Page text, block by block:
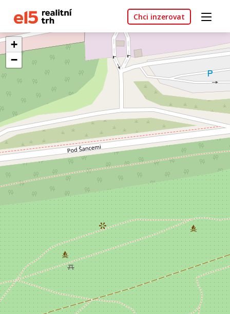
Chci inzerovat
+
−